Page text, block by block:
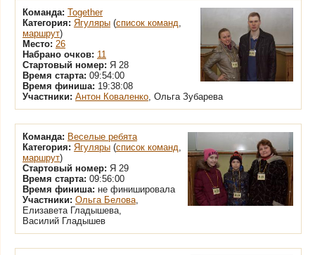
Команда: Together
Категория: Ягуляры (список команд,
маршрут)
Место: 26
Набрано очков: 11
Стартовый номер: Я 28
Время старта: 09:54:00
Время финиша: 19:38:08
Участники: Антон Коваленко, Ольга Зубарева
Команда: Веселые ребята
Категория: Ягуляры (список команд,
маршрут)
Стартовый номер: Я 29
Время старта: 09:56:00
Время финиша: не финишировала
Участники: Ольга Белова,
Елизавета Гладышева,
Василий Гладышев